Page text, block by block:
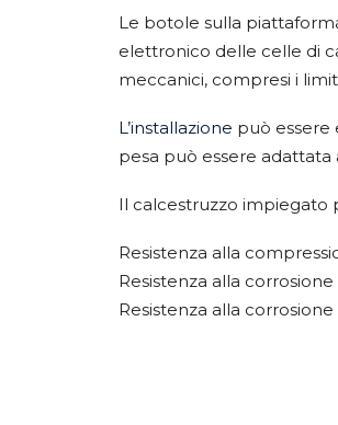
Le botole sulla
elettronico delle celle di
meccanici, compresi i
L’installazione può essere
pesa può essere adattata
Il calcestruzzo impiegato
Resistenza alla
Resistenza alla
Resistenza alla